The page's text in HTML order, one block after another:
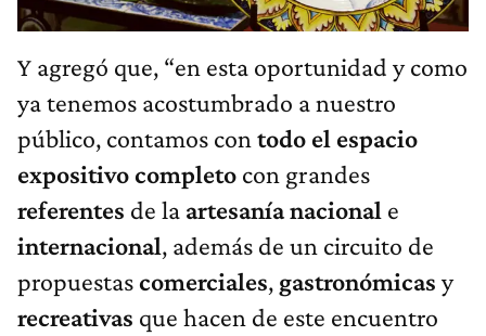
Y agregó que, “en esta oportunidad y como
ya tenemos acostumbrado a nuestro
público, contamos con todo el espacio
expositivo completo con grandes
referentes de la artesaníanacional e
internacional, además de un circuito de
propuestascomerciales, gastronómicas y
recreativas que hacen de este encuentro